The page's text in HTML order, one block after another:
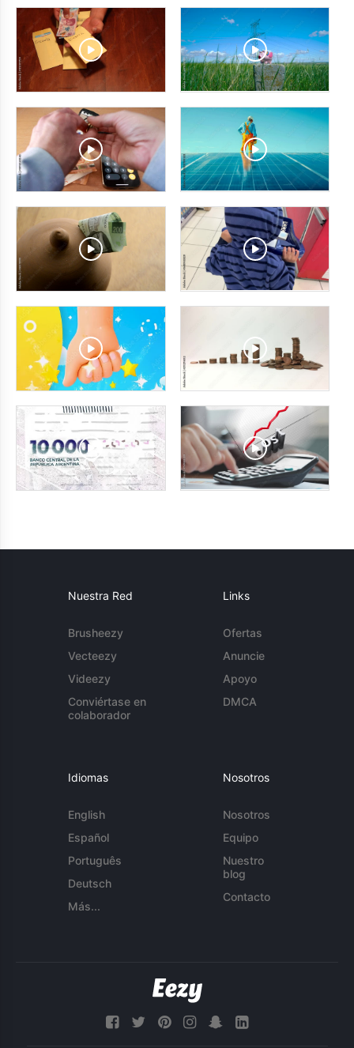
Nuestra Red
Brusheezy
Vecteezy
Videezy
Conviértase en
colaborador
Links
Ofertas
Anuncie
Apoyo
DMCA
Idiomas
English
Español
Português
Deutsch
Más...
Nosotros
Nosotros
Equipo
Nuestro
blog
Contacto